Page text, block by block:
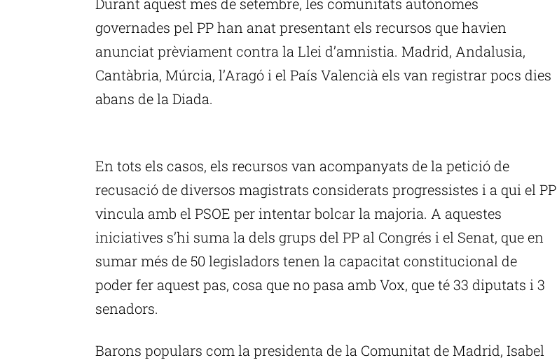
governades pel PP han anat presentant els recursos que havien
anunciat prèviament contra la Llei d’amnistia. Madrid, Andalusia,
Cantàbria, Múrcia, l’Aragó i el País Valencià els van registrar pocs dies
abans de la Diada.
En tots els casos, els recursos van acompanyats de la petició de
recusació de diversos magistrats considerats progressistes i a qui el PP
vincula amb el PSOE per intentar bolcar la majoria. A aquestes
iniciatives s’hi suma la dels grups del PP al Congrés i el Senat, que en
sumar més de 50 legisladors tenen la capacitat constitucional de
poder fer aquest pas, cosa que no pasa amb Vox, que té 33 diputats i 3
senadors.
Barons populars com la presidenta de la Comunitat de Madrid, Isabel